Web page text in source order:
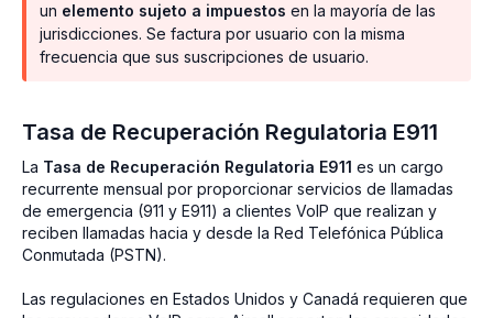
un elemento sujeto a impuestos en la mayoría de las
jurisdicciones. Se factura por usuario con la misma
frecuencia que sus suscripciones de usuario.
Tasa de Recuperación Regulatoria E911
La Tasa de Recuperación Regulatoria E911 es un cargo
recurrente mensual por proporcionar servicios de llamadas
de emergencia (911 y E911) a clientes VoIP que realizan y
reciben llamadas hacia y desde la Red Telefónica Pública
Conmutada (PSTN).
Las regulaciones en Estados Unidos y Canadá requieren que